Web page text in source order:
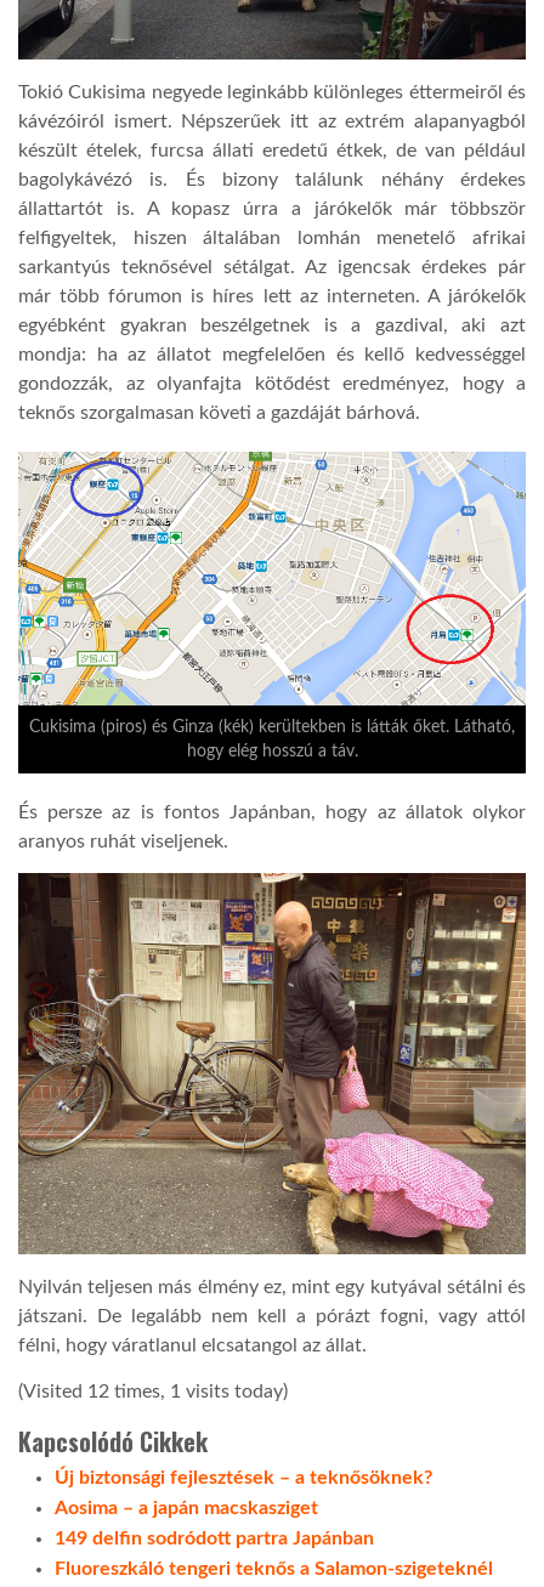
Tokió Cukisima negyede leginkább különleges éttermeiről és
kávézóiról ismert. Népszerűek itt az extrém alapanyagból
készült ételek, furcsa állati eredetű étkek, de van például
bagolykávézó is. És bizony találunk néhány érdekes
állattartót is. A kopasz úrra a járókelők már többször
felfigyeltek, hiszen általában lomhán menetelő afrikai
sarkantyús teknősével sétálgat. Az igencsak érdekes pár
már több fórumon is híres lett az interneten. A járókelők
egyébként gyakran beszélgetnek is a gazdival, aki azt
mondja: ha az állatot megfelelően és kellő kedvességgel
gondozzák, az olyanfajta kötődést eredményez, hogy a
teknős szorgalmasan követi a gazdáját bárhová.
Cukisima (piros) és Ginza (kék) kerültekben is látták őket. Látható,
hogy elég hosszú a táv.
És persze az is fontos Japánban, hogy az állatok olykor
aranyos ruhát viseljenek.
Nyilván teljesen más élmény ez, mint egy kutyával sétálni és
játszani. De legalább nem kell a pórázt fogni, vagy attól
félni, hogy váratlanul elcsatangol az állat.
(Visited 12 times, 1 visits today)
Kapcsolódó Cikkek
Új biztonsági fejlesztések – a teknősöknek?
Aosima – a japán macskasziget
149 delfin sodródott partra Japánban
Fluoreszkáló tengeri teknős a Salamon-szigeteknél